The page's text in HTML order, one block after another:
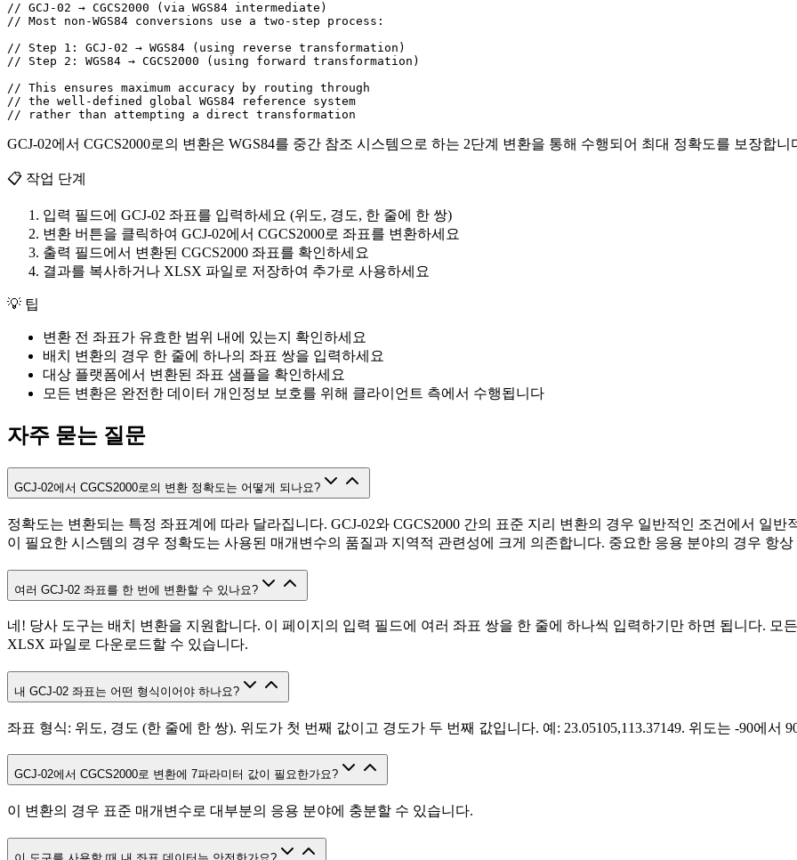
// GCJ-02 → CGCS2000 (via WGS84 intermediate)
// Most non-WGS84 conversions use a two-step process:
// Step 1: GCJ-02 → WGS84 (using reverse transformation)
// Step 2: WGS84 → CGCS2000 (using forward transformation)
// This ensures maximum accuracy by routing through
// the well-defined global WGS84 reference system
// rather than attempting a direct transformation
GCJ-02에서 CGCS2000로의 변환은 WGS84를 중간 참조 시스템으로 하는 2단계 변환을 통해 수행되어 최대 정확도를 보장합니
📋 작업 단계
입력 필드에 GCJ-02 좌표를 입력하세요 (위도, 경도, 한 줄에 한 쌍)
변환 버튼을 클릭하여 GCJ-02에서 CGCS2000로 좌표를 변환하세요
출력 필드에서 변환된 CGCS2000 좌표를 확인하세요
결과를 복사하거나 XLSX 파일로 저장하여 추가로 사용하세요
💡 팁
변환 전 좌표가 유효한 범위 내에 있는지 확인하세요
배치 변환의 경우 한 줄에 하나의 좌표 쌍을 입력하세요
대상 플랫폼에서 변환된 좌표 샘플을 확인하세요
모든 변환은 완전한 데이터 개인정보 보호를 위해 클라이언트 측에서 수행됩니다
자주 묻는 질문
GCJ-02에서 CGCS2000로의 변환 정확도는 어떻게 되나요?
정확도는 변환되는 특정 좌표계에 따라 달라집니다. GCJ-02와 CGCS2000 간의 표준 지리 변환의 경우 일반적인 조건에서 일
이 필요한 시스템의 경우 정확도는 사용된 매개변수의 품질과 지역적 관련성에 크게 의존합니다. 중요한 응용 분야의 경우 항
여러 GCJ-02 좌표를 한 번에 변환할 수 있나요?
네! 당사 도구는 배치 변환을 지원합니다. 이 페이지의 입력 필드에 여러 좌표 쌍을 한 줄에 하나씩 입력하기만 하면 됩니다. 모
XLSX 파일로 다운로드할 수 있습니다.
내 GCJ-02 좌표는 어떤 형식이어야 하나요?
좌표 형식: 위도, 경도 (한 줄에 한 쌍). 위도가 첫 번째 값이고 경도가 두 번째 값입니다. 예: 23.05105,113.37149. 위도는 -90에서
GCJ-02에서 CGCS2000로 변환에 7파라미터 값이 필요한가요?
이 변환의 경우 표준 매개변수로 대부분의 응용 분야에 충분할 수 있습니다.